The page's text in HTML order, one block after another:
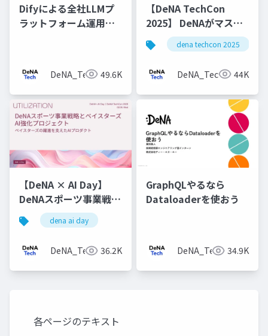
Difyによる全社LLMプ
ラットフォーム運用と
DeNA_Tech 49.6K
【DeNA TechCon
2025】 DeNAがマスタ
データ管理にOyakata
を使う理由
dena techcon 2025
DeNA_Tech 44K
【DeNA × AI Day】
DeNAスポーツ事業戦略
とベイスターズAI強化
プロジェクト
dena ai day
DeNA_Tech 36.2K
GraphQLやるなら
Dataloaderを使おう
DeNA_Tech 34.9K
各ページのテキスト